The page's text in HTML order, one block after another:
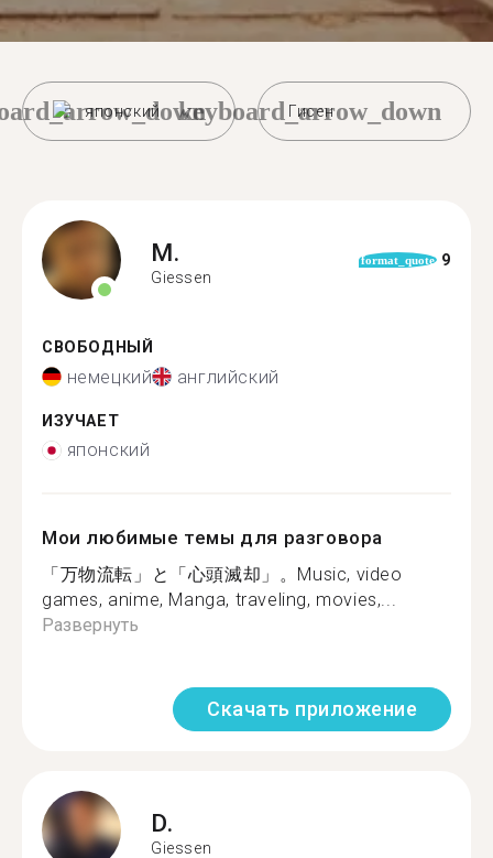
японский Гисен
keyboard_arrow_down
M.
Giessen
format_quote 9
СВОБОДНЫЙ
немецкий английский
ИЗУЧАЕТ
японский
Мои любимые темы для разговора
「万物流転」と「心頭滅却」。Music, video
games, anime, Manga, traveling, movies,...
Развернуть
Скачать приложение
D.
Giessen